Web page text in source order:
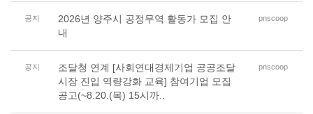
공지
2026년 양주시 공정무역 활동가 모집 안
내
pnscoop
공지
조달청 연계 [사회연대경제기업 공공조달
시장 진입 역량강화 교육] 참여기업 모집
공고(~8.20.(목) 15시까..
pnscoop